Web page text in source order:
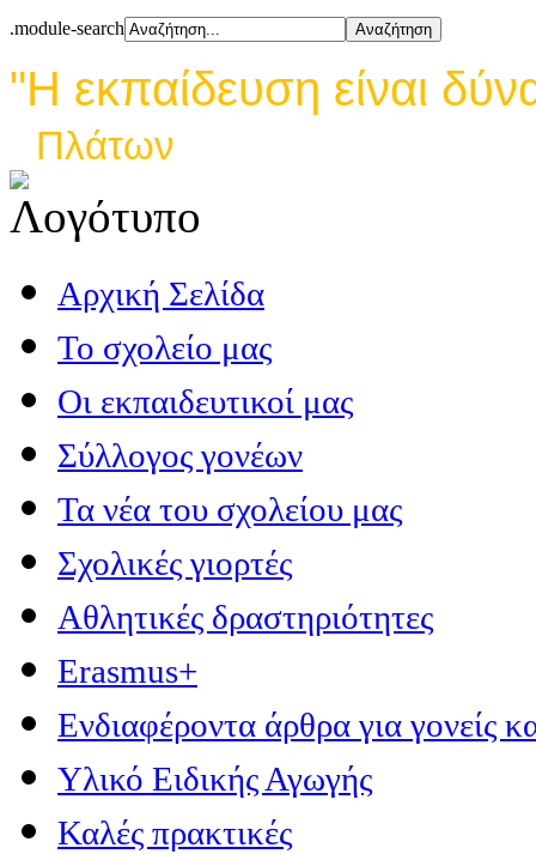
.module-search
"Η εκπαίδευση είναι
Πλάτων
Αρχική Σελίδα
Το σχολείο μας
Οι εκπαιδευτικοί μας
Σύλλογος γονέων
Τα νέα του σχολείου μας
Σχολικές γιορτές
Αθλητικές δραστηριότητες
Erasmus+
Ενδιαφέροντα άρθρα για γονείς
Υλικό Ειδικής Αγωγής
Καλές πρακτικές